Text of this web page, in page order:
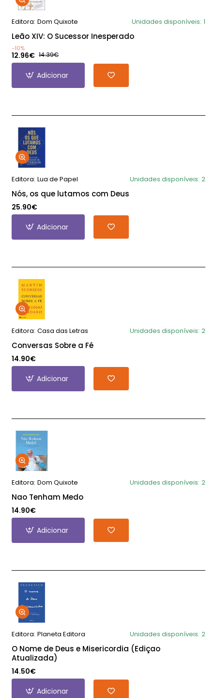
Editora: Dom Quixote Unidades disponíveis: 1
Leão XIV: O Sucessor Inesperado
-10%
12.96€ 14.39€
Adicionar
Editora: Lua de Papel Unidades disponíveis: 2
Nós, os que lutamos com Deus
25.90€
Adicionar
Editora: Casa das Letras Unidades disponíveis: 2
Conversas Sobre a Fé
14.90€
Adicionar
Editora: Dom Quixote Unidades disponíveis: 2
Nao Tenham Medo
14.90€
Adicionar
Editora: Planeta Editora Unidades disponíveis: 2
O Nome de Deus e Misericordia (Ediçao
Atualizada)
14.50€
Adicionar